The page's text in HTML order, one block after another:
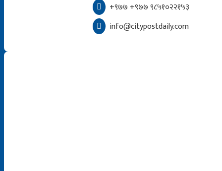
+९७७ +९७७ ९८५१०२२१५३
info@citypostdaily.com